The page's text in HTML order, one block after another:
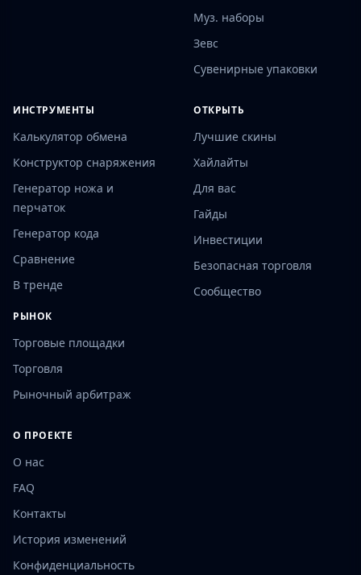
Муз. наборы
Зевс
Сувенирные упаковки
ИНСТРУМЕНТЫ
Калькулятор обмена
Конструктор снаряжения
Генератор ножа и
перчаток
Генератор кода
Сравнение
В тренде
РЫНОК
Торговые площадки
Торговля
Рыночный арбитраж
ОТКРЫТЬ
Лучшие скины
Хайлайты
Для вас
Гайды
Инвестиции
Безопасная торговля
Сообщество
О ПРОЕКТЕ
О нас
FAQ
Контакты
История изменений
Конфиденциальность